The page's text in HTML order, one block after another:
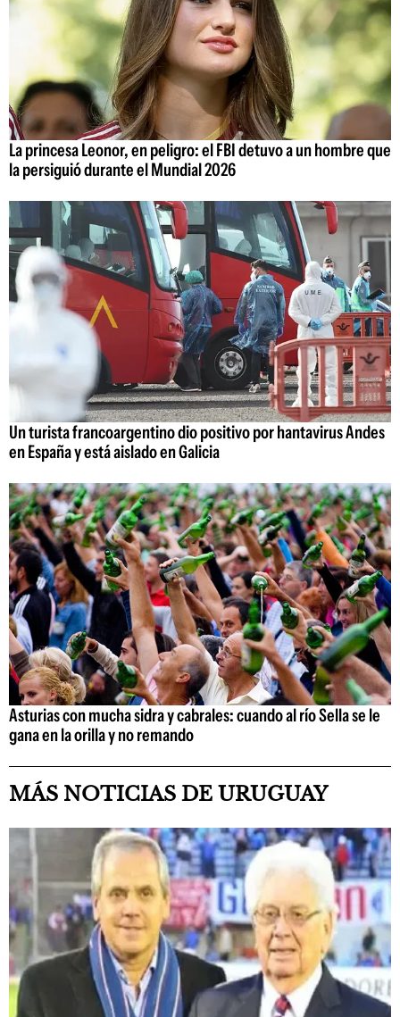
La princesa Leonor, en peligro: el FBI detuvo a un hombre que
la persiguió durante el Mundial 2026
Un turista francoargentino dio positivo por hantavirus Andes
en España y está aislado en Galicia
Asturias con mucha sidra y cabrales: cuando al río Sella se le
gana en la orilla y no remando
MÁS NOTICIAS DE URUGUAY